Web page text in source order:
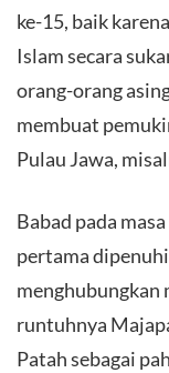
ke-15, baik
Islam secara
orang-orang
membuat
Pulau Jawa,
Babad pada
pertama
menghubungkan
runtuhnya
Patah sebagai